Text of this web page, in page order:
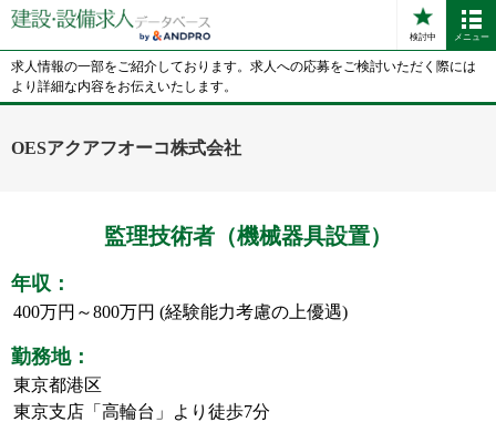
検討中 メニュー
求人情報の一部をご紹介しております。求人への応募をご検討いただく際には
より詳細な内容をお伝えいたします。
OESアクアフオーコ株式会社
監理技術者（機械器具設置）
年収：
400万円～800万円 (経験能力考慮の上優遇)
勤務地：
東京都港区
東京支店「高輪台」より徒歩7分